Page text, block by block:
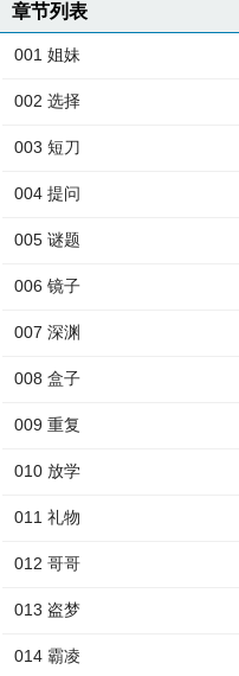
章节列表
001 姐妹
002 选择
003 短刀
004 提问
005 谜题
006 镜子
007 深渊
008 盒子
009 重复
010 放学
011 礼物
012 哥哥
013 盗梦
014 霸凌